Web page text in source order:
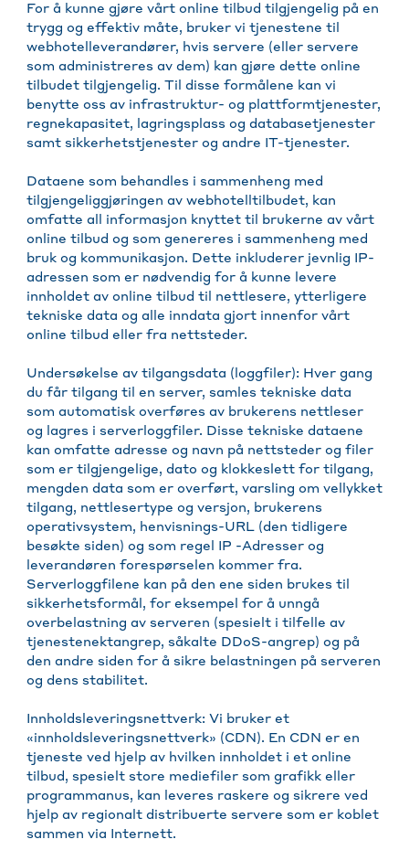
For å kunne gjøre vårt online tilbud tilgjengelig på en
trygg og effektiv måte, bruker vi tjenestene til
webhotelleverandører, hvis servere (eller servere
som administreres av dem) kan gjøre dette online
tilbudet tilgjengelig. Til disse formålene kan vi
benytte oss av infrastruktur- og plattformtjenester,
regnekapasitet, lagringsplass og databasetjenester
samt sikkerhetstjenester og andre IT-tjenester.
Dataene som behandles i sammenheng med
tilgjengeliggjøringen av webhotelltilbudet, kan
omfatte all informasjon knyttet til brukerne av vårt
online tilbud og som genereres i sammenheng med
bruk og kommunikasjon. Dette inkluderer jevnlig IP-
adressen som er nødvendig for å kunne levere
innholdet av online tilbud til nettlesere, ytterligere
tekniske data og alle inndata gjort innenfor vårt
online tilbud eller fra nettsteder.
Undersøkelse av tilgangsdata (loggfiler): Hver gang
du får tilgang til en server, samles tekniske data
som automatisk overføres av brukerens nettleser
og lagres i serverloggfiler. Disse tekniske dataene
kan omfatte adresse og navn på nettsteder og filer
som er tilgjengelige, dato og klokkeslett for tilgang,
mengden data som er overført, varsling om vellykket
tilgang, nettlesertype og versjon, brukerens
operativsystem, henvisnings-URL (den tidligere
besøkte siden) og som regel IP -Adresser og
leverandøren forespørselen kommer fra.
Serverloggfilene kan på den ene siden brukes til
sikkerhetsformål, for eksempel for å unngå
overbelastning av serveren (spesielt i tilfelle av
tjenestenektangrep, såkalte DDoS-angrep) og på
den andre siden for å sikre belastningen på serveren
og dens stabilitet.
Innholdsleveringsnettverk: Vi bruker et
«innholdsleveringsnettverk» (CDN). En CDN er en
tjeneste ved hjelp av hvilken innholdet i et online
tilbud, spesielt store mediefiler som grafikk eller
programmanus, kan leveres raskere og sikrere ved
hjelp av regionalt distribuerte servere som er koblet
sammen via Internett.